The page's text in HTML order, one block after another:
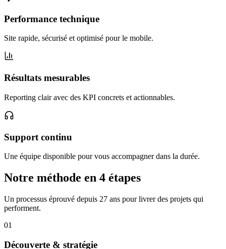
Performance technique
Site rapide, sécurisé et optimisé pour le mobile.
Résultats mesurables
Reporting clair avec des KPI concrets et actionnables.
Support continu
Une équipe disponible pour vous accompagner dans la durée.
Notre méthode en 4 étapes
Un processus éprouvé depuis 27 ans pour livrer des projets qui
performent.
01
Découverte & stratégie